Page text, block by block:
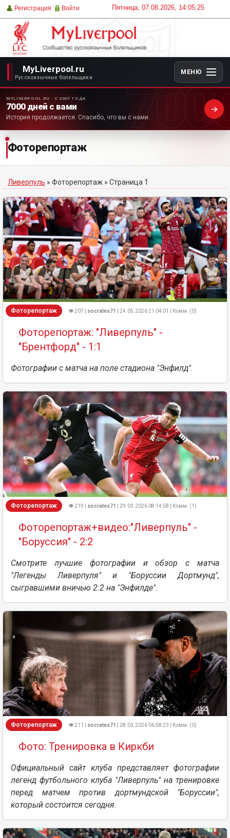
Пятница, 07.08.2026, 14:05:25
Регистрация Войти
MyLiverpool.ru
Русскоязычные болельщики
МЕНЮ
MYLIVERPOOL.RU · С 2007 ГОДА
7000 дней с вами
История продолжается. Спасибо, что вы с нами.
Фоторепортаж
Ливерпуль » Фоторепортаж » Страница 1
Фоторепортаж 👁 207 | socrates71 | 24.05.2026 21:04:01 | Комм. (0)
Фоторепортаж: "Ливерпуль" -
"Брентфорд" - 1:1
Фотографии с матча на поле стадиона "Энфилд".
Фоторепортаж 👁 219 | socrates71 | 29.03.2026 08:14:58 | Комм. (1)
Фоторепортаж+видео:"Ливерпуль" -
"Боруссия" - 2:2
Смотрите лучшие фотографии и обзор с матча
"Легенды Ливерпуля" и "Боруссии Дортмунд",
сыгравшими вничью 2:2 на "Энфилде".
Фоторепортаж 👁 211 | socrates71 | 28.03.2026 06:58:23 | Комм. (0)
Фото: Тренировка в Киркби
Официальный сайт клуба представляет фотографии
легенд футбольного клуба "Ливерпуль" на тренировке
перед матчем против дортмундской "Боруссии",
который состоится сегодня.